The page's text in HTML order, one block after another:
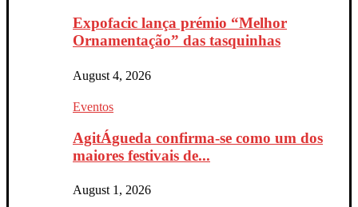
Expofacic lança prémio “Melhor
Ornamentação” das tasquinhas
August 4, 2026
Eventos
AgitÁgueda confirma-se como um dos
maiores festivais de...
August 1, 2026